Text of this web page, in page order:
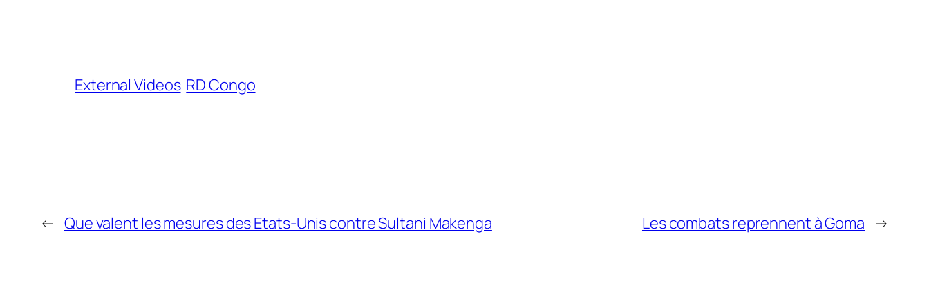
External Videos RD Congo
← Que valent les mesures des Etats-Unis contre Sultani Makenga Les combats reprennent à Goma →